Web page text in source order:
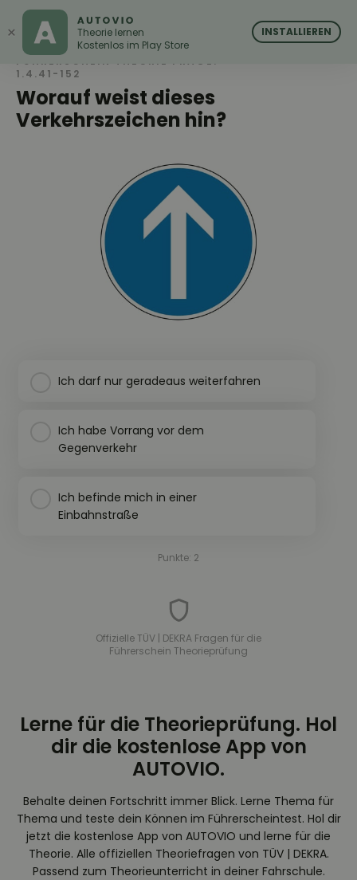
AUTOVIO
Worauf weist dieses
Verkehrszeichen hin?
FÜHRERSCHEIN THEORIE FRAGE:
1.4.41-152
Ich darf nur geradeaus weiterfahren
Ich habe Vorrang vor dem
Gegenverkehr
Ich befinde mich in einer
Einbahnstraße
Punkte: 2
Offizielle TÜV | DEKRA Fragen für die
Führerschein Theorieprüfung
Lerne für die Theorieprüfung. Hol
dir die kostenlose App von
AUTOVIO.
Behalte deinen Fortschritt immer Blick. Lerne Thema für
Thema und teste dein Können im Führerscheintest. Hol dir
jetzt die kostenlose App von AUTOVIO und lerne für die
Theorie. Alle offiziellen Theoriefragen von TÜV | DEKRA.
Passend zum Theorieunterricht in deiner Fahrschule.
× AUTOVIO
Theorie lernen
Kostenlos im Play Store
INSTALLIEREN